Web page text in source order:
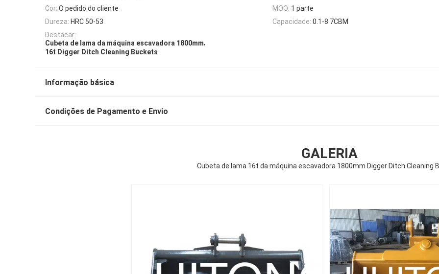
Cor: O pedido do cliente MOQ: 1 parte
Dureza: HRC 50-53 Capacidade: 0.1-8.7CBM
Destacar:
Cubeta de lama da máquina escavadora 1800mm,
16t Digger Ditch Cleaning Buckets
Informação básica
Condições de Pagamento e Envio
GALERIA
Cubeta de lama 16t da máquina escavadora 1800mm Digger Ditch Cleaning